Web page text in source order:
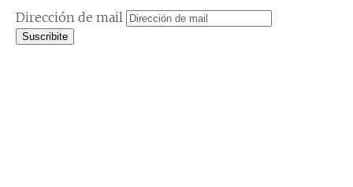
Dirección de mail
Suscribite